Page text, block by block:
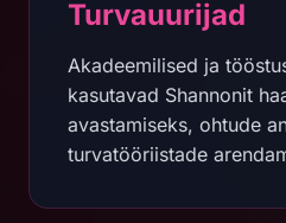
Turvauurijad
Akadeemilised ja
kasutavad Shannonit
avastamiseks, ohtude
turvatööriistade